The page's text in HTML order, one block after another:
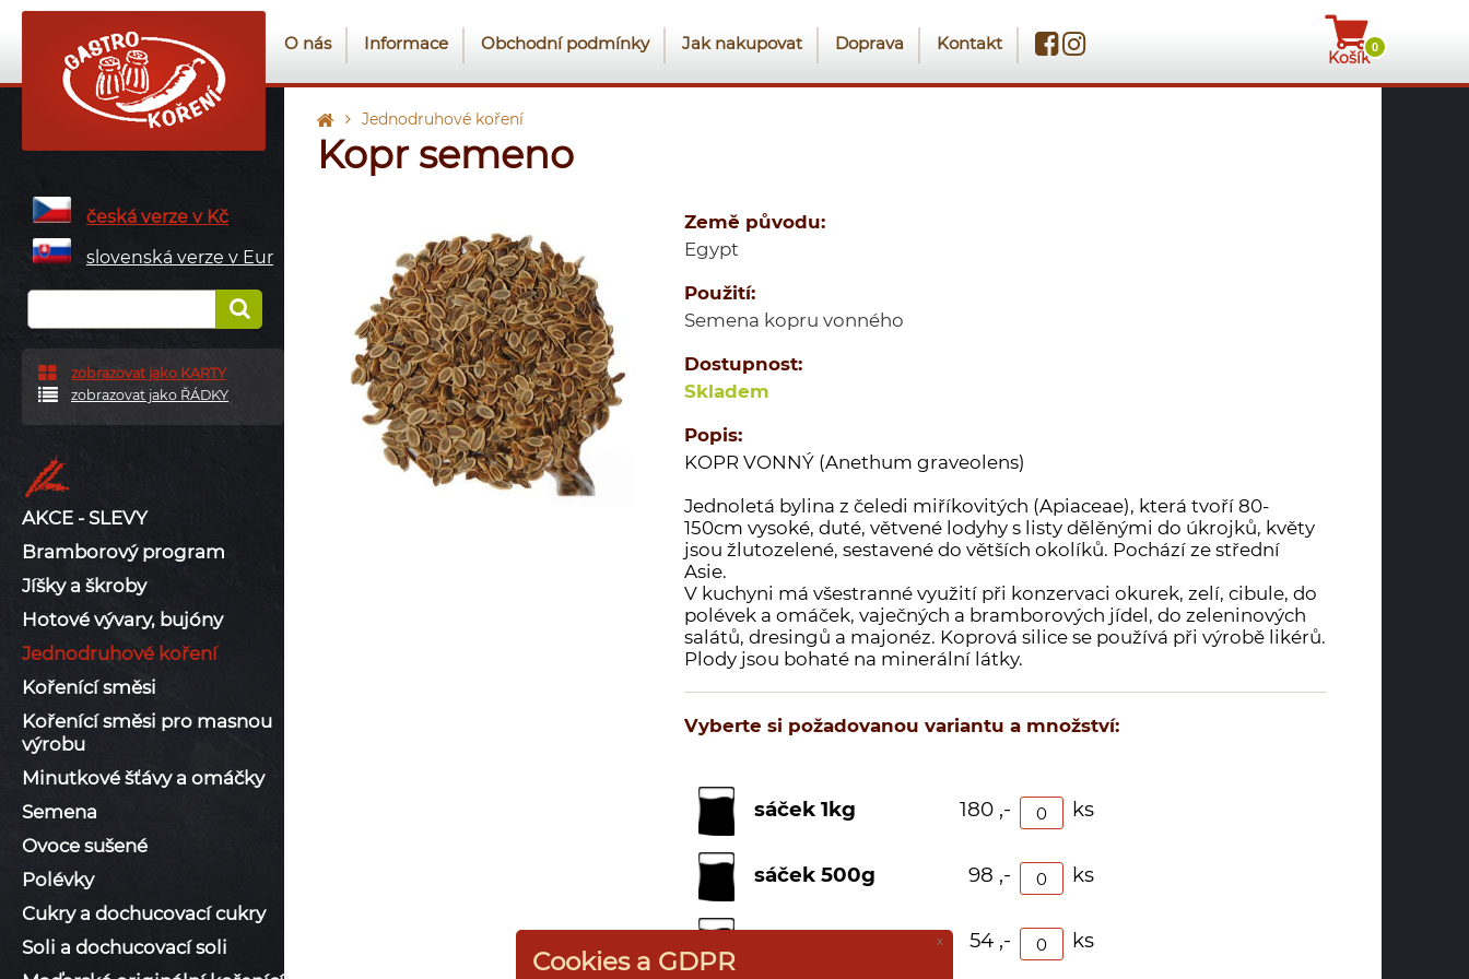
0
Košík
O nás Informace Obchodní podmínky Jak nakupovat Doprava Kontakt
česká verze v Kč
slovenská verze v Eur
zobrazovat jako KARTY
zobrazovat jako ŘÁDKY
AKCE - SLEVY
Bramborový program
Jíšky a škroby
Hotové vývary, bujóny
Jednodruhové koření
Kořenící směsi
Kořenící směsi pro masnou
výrobu
Minutkové šťávy a omáčky
Semena
Ovoce sušené
Polévky
Cukry a dochucovací cukry
Soli a dochucovací soli
Jednodruhové koření
Kopr semeno
Země původu:
Egypt
Použití:
Semena kopru vonného
Dostupnost:
Skladem
Popis:
KOPR VONNÝ (Anethum graveolens)
Jednoletá bylina z čeledi miříkovitých (Apiaceae), která tvoří 80-
150cm vysoké, duté, větvené lodyhy s listy dělěnými do úkrojků, květy
jsou žlutozelené, sestavené do větších okolíků. Pochází ze střední
Asie.
V kuchyni má všestranné využití při konzervaci okurek, zelí, cibule, do
polévek a omáček, vaječných a bramborových jídel, do zeleninových
salátů, dresingů a majonéz. Koprová silice se používá při výrobě likérů.
Plody jsou bohaté na minerální látky.
Vyberte si požadovanou variantu a množství:
sáček 1kg 180 ,- ks
sáček 500g 98 ,- ks
54 ,- ks
x
Cookies a GDPR